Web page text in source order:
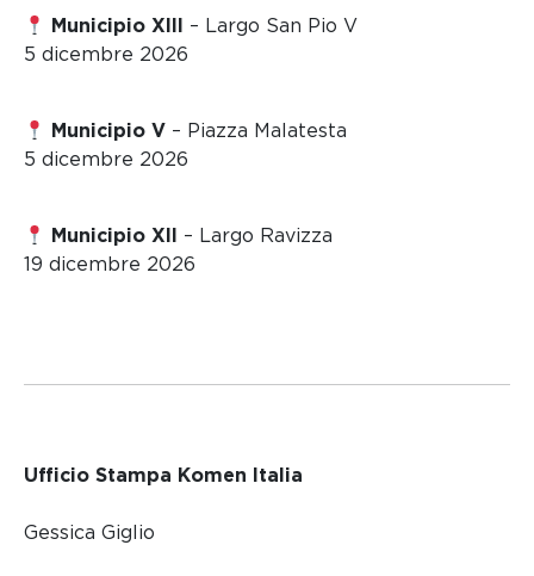
Municipio XIII – Largo San Pio V
5 dicembre 2026
Municipio V – Piazza Malatesta
5 dicembre 2026
Municipio XII – Largo Ravizza
19 dicembre 2026
Ufficio Stampa Komen Italia
Gessica Giglio